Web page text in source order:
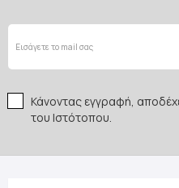
Κάνοντας εγγραφή,
του Ιστότοπου.